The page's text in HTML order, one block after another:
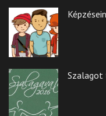
Szalagot